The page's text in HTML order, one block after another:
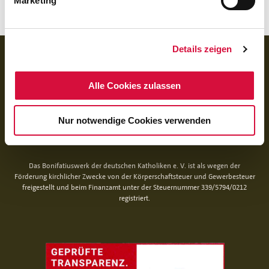
Details zeigen
Alle Cookies zulassen
Nur notwendige Cookies verwenden
BANKVERBINDUNG
für Spenden:
BIC GENODED1PAX
für Rechnungen (BoniService GmbH):
BIC GENODED1PAX
IBAN DE92 3706 0193 1050 0060 06
Das Bonifatiuswerk der deutschen Katholiken e. V. ist als wegen der
Förderung kirchlicher Zwecke von der Körperschaftsteuer und Gewerbesteuer
freigestellt und beim Finanzamt unter der Steuernummer 339/5794/0212
registriert.